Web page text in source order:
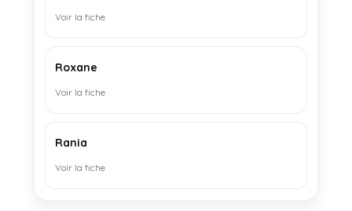
Voir la fiche
Roxane
Voir la fiche
Rania
Voir la fiche